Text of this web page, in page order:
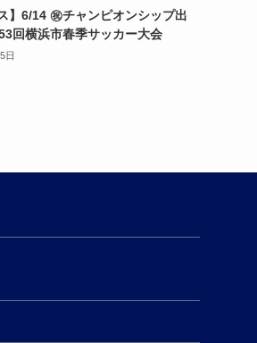
】6/14 ㊗️チャンピオンシップ出
回横浜市春季サッカー大会
日